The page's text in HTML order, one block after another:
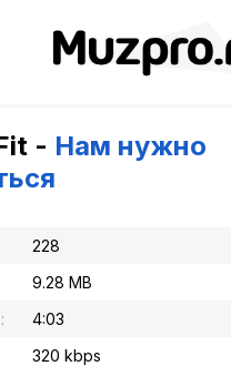
- Нам нужно
228
9.28 MB
4:03
320 kbps